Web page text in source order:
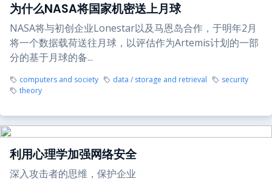
为什么NASA将国家机密送上月球
NASA将与初创企业Lonestar以及马恩岛合作，于明年2月
将一个数据载荷送往月球，以评估作为Artemis计划的一部
分的基于月球的备...
computers and society data / storage and retrieval
security
theory
利用心理学加强网络安全
深入攻击者的思维，保护企业